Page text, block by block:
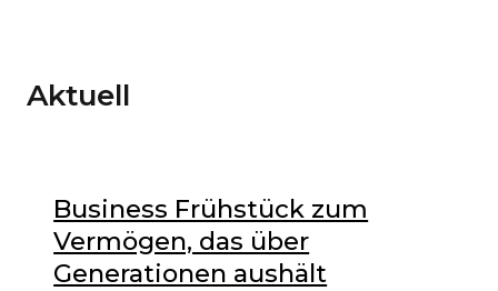
Aktuell
Business Frühstück zum
Vermögen, das über
Generationen aushält